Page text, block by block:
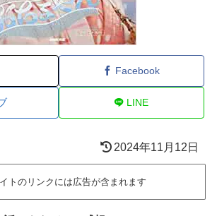
Facebook
LINE
2024年11月12日
トのリンクには広告が含まれます